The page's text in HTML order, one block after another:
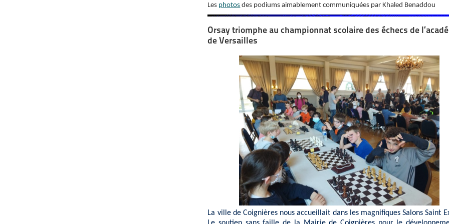
Les photos des podiums aimablement communiquées par Khaled Benaddou
Orsay triomphe au championnat scolaire des échecs de
de Versailles
La ville de Coignières nous accueillait dans les magnifiques Salons Saint